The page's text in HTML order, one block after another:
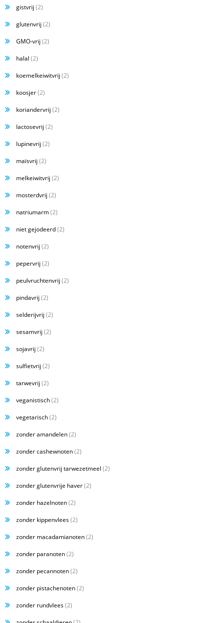
gistvrij (2)
glutenvrij (2)
GMO-vrij (2)
halal (2)
koemelkeiwitvrij (2)
koosjer(2)
koriandervrij (2)
lactosevrij (2)
lupinevrij (2)
maïsvrij (2)
melkeiwitvrij (2)
mosterdvrij (2)
natriumarm(2)
niet gejodeerd(2)
notenvrij (2)
pepervrij (2)
peulvruchtenvrij (2)
pindavrij (2)
selderijvrij (2)
sesamvrij (2)
sojavrij (2)
sulfietvrij (2)
tarwevrij (2)
veganistisch(2)
vegetarisch(2)
zonder amandelen(2)
zonder cashewnoten(2)
zonder glutenvrij tarwezetmeel (2)
zonder glutenvrije haver(2)
zonder hazelnoten(2)
zonder kippenvlees(2)
zonder macadamianoten(2)
zonder paranoten(2)
zonder pecannoten(2)
zonder pistachenoten(2)
zonder rundvlees(2)